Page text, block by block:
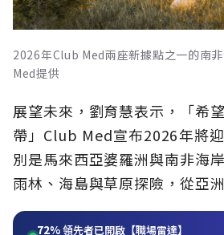
2026年Club Med兩座新據點之一的南
Med提供
展望未來，劉育慧表示，「希
帶」Club Med宣布2026年將
別是馬來西亞婆羅洲與南非海
雨林、海島與草原探險，從亞
72%領先者已開啟【職場雷達】